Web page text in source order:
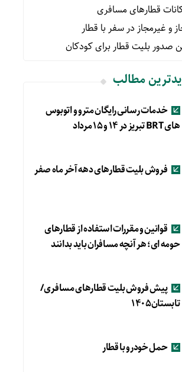
قطارهای مسافری
و غیرمجاز در سفر با قطار
صدور بلیت قطار برای کودکان
مطالب
خدمات رسانی رایگان مترو و اتوبوس
های BRT تبریز در ۱۴ و ۱۵ مرداد
فروش بلیت قطارهای دهه آخر ماه صفر
قوانین و مقررات استفاده از قطارهای
حومه ای؛ هر آنچه مسافران باید بدانند
پیش فروش بلیت قطارهای مسافری/
تابستان۱۴۰۵
حمل خودرو با قطار